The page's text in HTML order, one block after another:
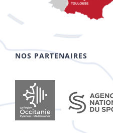
NOS PARTENAIRES